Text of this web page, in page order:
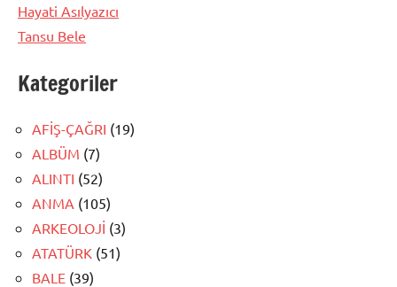
Hayati Asılyazıcı
Tansu Bele
Kategoriler
AFİŞ-ÇAĞRI (19)
ALBÜM (7)
ALINTI (52)
ANMA (105)
ARKEOLOJİ (3)
ATATÜRK (51)
BALE (39)